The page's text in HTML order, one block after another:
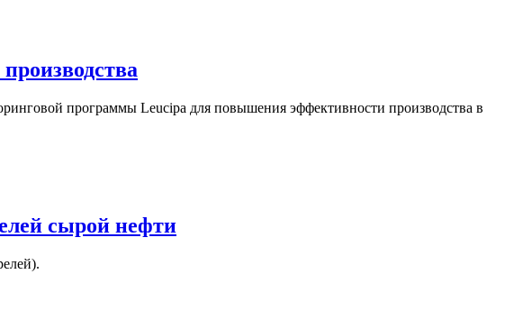
программы Leucipa для повышения эффективности производства в
сырой нефти